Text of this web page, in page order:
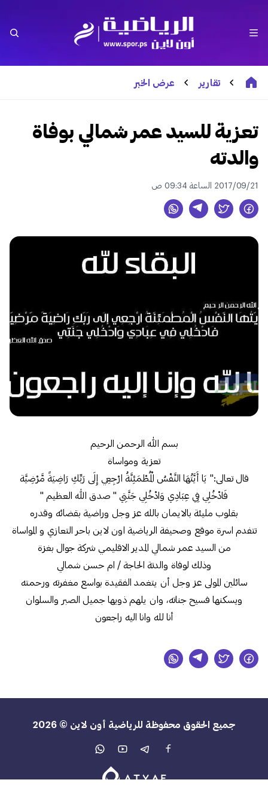
تقارير عرض الخبر
تعزية للسيد عمر شمالي بوفاة
والدته
2017/09/21 الساعة 09:34 ص
بسم الله الرحمن الرحيم
تعزية ومواساة
قال تعالى:" يَا أَيَّتُهَا النَّفْسُ الْمُطْمَئِنَّةُ ارْجِعِي إِلَى رَبِّكِ رَاضِيَةً مَّرْضِيَّة
فَادْخُلِي فِي عِبَادِي وَادْخُلِي جَنَّتِي " صدق الله العظيم "
بقلوب مليئة بالايمان بالله عز وجل وراضية بقضائه وقدره
تتفدم اسرة موقع وصحيفة الرياضية اون لاين باحر التعازي و المواساة
من السيد عمر شمالي المدير الاقليمي شركة جوال بغزة
وذلك لوفاة والدتة الحاجة / ام حسن شمالي
سائلين المولى عز وجل أن يتغمد الفقيدة بواسع مغفرته ورحمته
ويسكنها فسيح جناته، وان يلهم ذويها جميل الصبر والسلوان
أنا لله وانا اليه راجعون
جميع الحقوق محفوظة للرياضية أون لاين © 2026